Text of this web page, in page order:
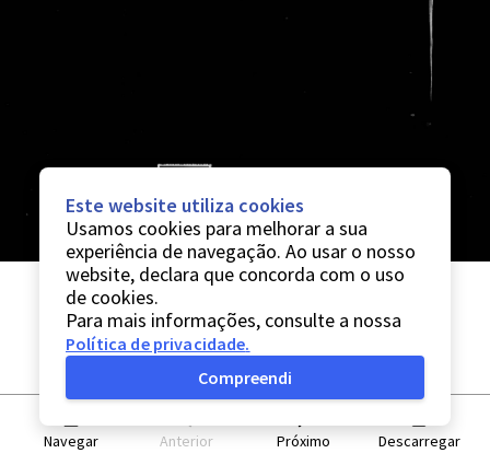
Navegar Anterior Próximo Descarregar
Este website utiliza cookies
Usamos cookies para melhorar a sua
experiência de navegação. Ao usar o nosso
website, declara que concorda com o uso
de cookies.
Para mais informações, consulte a nossa
Política de privacidade.
Compreendi